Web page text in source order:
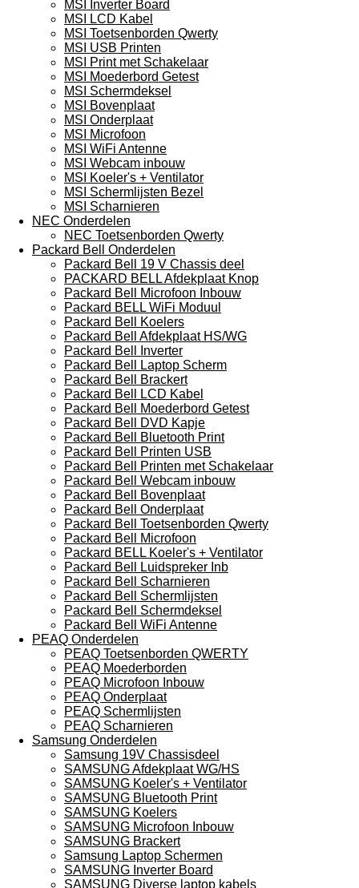
MSI Inverter Board
MSI LCD Kabel
MSI Toetsenborden Qwerty
MSI USB Printen
MSI Print met Schakelaar
MSI Moederbord Getest
MSI Schermdeksel
MSI Bovenplaat
MSI Onderplaat
MSI Microfoon
MSI WiFi Antenne
MSI Webcam inbouw
MSI Koeler's + Ventilator
MSI Schermlijsten Bezel
MSI Scharnieren
NEC Onderdelen
NEC Toetsenborden Qwerty
Packard Bell Onderdelen
Packard Bell 19 V Chassis deel
PACKARD BELL Afdekplaat Knop
Packard Bell Microfoon Inbouw
Packard BELL WiFi Moduul
Packard Bell Koelers
Packard Bell Afdekplaat HS/WG
Packard Bell Inverter
Packard Bell Laptop Scherm
Packard Bell Brackert
Packard Bell LCD Kabel
Packard Bell Moederbord Getest
Packard Bell DVD Kapje
Packard Bell Bluetooth Print
Packard Bell Printen USB
Packard Bell Printen met Schakelaar
Packard Bell Webcam inbouw
Packard Bell Bovenplaat
Packard Bell Onderplaat
Packard Bell Toetsenborden Qwerty
Packard Bell Microfoon
Packard BELL Koeler's + Ventilator
Packard Bell Luidspreker Inb
Packard Bell Scharnieren
Packard Bell Schermlijsten
Packard Bell Schermdeksel
Packard Bell WiFi Antenne
PEAQ Onderdelen
PEAQ Toetsenborden QWERTY
PEAQ Moederborden
PEAQ Microfoon Inbouw
PEAQ Onderplaat
PEAQ Schermlijsten
PEAQ Scharnieren
Samsung Onderdelen
Samsung 19V Chassisdeel
SAMSUNG Afdekplaat WG/HS
SAMSUNG Koeler's + Ventilator
SAMSUNG Bluetooth Print
SAMSUNG Koelers
SAMSUNG Microfoon Inbouw
SAMSUNG Brackert
Samsung Laptop Schermen
SAMSUNG Inverter Board
SAMSUNG Diverse laptop kabels